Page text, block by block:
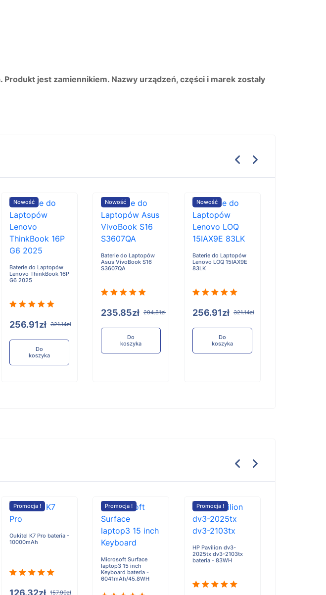
jest zamiennikiem. Nazwy urządzeń, części i marek zostały
Nowość
Baterie do Laptopów
Lenovo ThinkBook 16P
G6 2025
256.91zł 321.14zł
Do
koszyka
Nowość
Baterie do Laptopów
Asus VivoBook S16
S3607QA
235.85zł 294.81zł
Do
koszyka
Nowość
Baterie do Laptopów
Lenovo LOQ 15IAX9E
83LK
256.91zł 321.14zł
Do
koszyka
Promocja !
Oukitel K7 Pro bateria -
10000mAh
126.32zł 157.90zł
Promocja !
Microsoft Surface
laptop3 15 inch
Keyboard bateria -
6041mAh/45.8WH
Promocja !
HP Pavilion dv3-
2025tx dv3-2103tx
bateria - 83WH